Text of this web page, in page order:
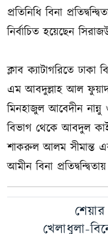
প্রতিনিধি বিনা
নির্বাচিত হয়েছেন
ক্লাব ক্যাটাগরিতে
এম আবদুল্লাহ আল ফুয়াদ
মিনহাজুল আবেদীন
বিভাগ থেকে আবদুল
শাকরুল আলম সীমান্ত
আমীন বিনা
খেলাধুলা-